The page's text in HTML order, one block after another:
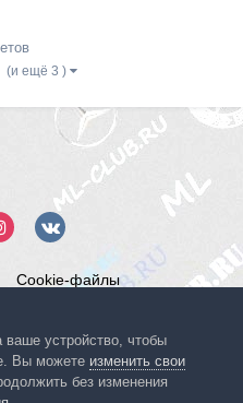
(и ещё 3 )
Cookie-файлы
Community
ваше устройство, чтобы
Вы можете изменить свои
без изменения
by CleanTalk.